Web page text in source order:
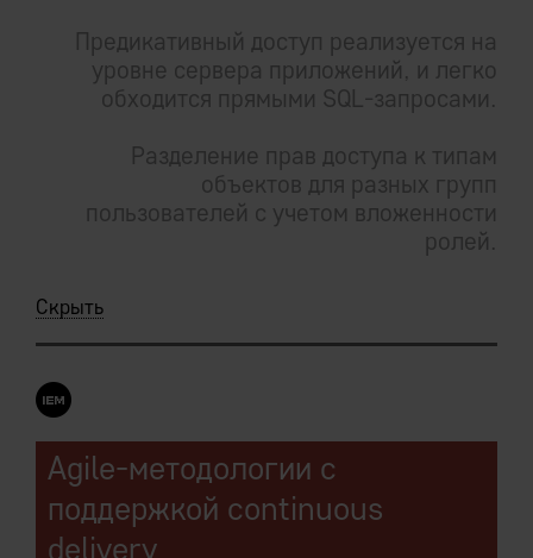
Предикативный доступ реализуется на
уровне сервера приложений, и легко
обходится прямыми SQL-запросами.
Разделение прав доступа к типам
объектов для разных групп
пользователей с учетом вложенности
ролей.
Скрыть
Agile-методологии с
поддержкой continuous
delivery